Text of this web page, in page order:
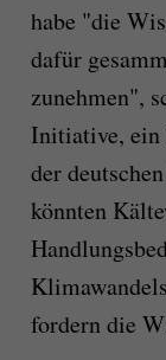
habe "die
dafür
zunehmen",
Initiative, ein
der
könnten
fordern die